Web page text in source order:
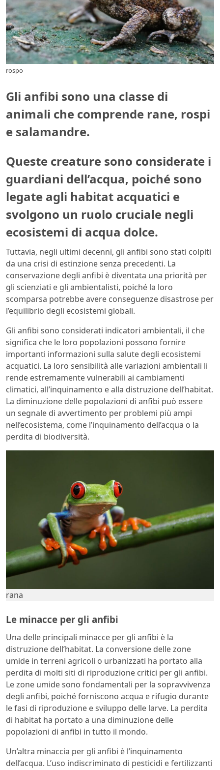
rospo
Gli anfibi sono una classe di
animali che comprende rane, rospi
e salamandre.
Queste creature sono considerate i
guardiani dell’acqua, poiché sono
legate agli habitat acquatici e
svolgono un ruolo cruciale negli
ecosistemi di acqua dolce.
Tuttavia, negli ultimi decenni, gli anfibi sono stati colpiti
da una crisi di estinzione senza precedenti. La
conservazione degli anfibi è diventata una priorità per
gli scienziati e gli ambientalisti, poiché la loro
scomparsa potrebbe avere conseguenze disastrose per
l’equilibrio degli ecosistemi globali.
Gli anfibi sono considerati indicatori ambientali, il che
significa che le loro popolazioni possono fornire
importanti informazioni sulla salute degli ecosistemi
acquatici. La loro sensibilità alle variazioni ambientali li
rende estremamente vulnerabili ai cambiamenti
climatici, all’inquinamento e alla distruzione dell’habitat.
La diminuzione delle popolazioni di anfibi può essere
un segnale di avvertimento per problemi più ampi
nell’ecosistema, come l’inquinamento dell’acqua o la
perdita di biodiversità.
rana
Le minacce per gli anfibi
Una delle principali minacce per gli anfibi è la
distruzione dell’habitat. La conversione delle zone
umide in terreni agricoli o urbanizzati ha portato alla
perdita di molti siti di riproduzione critici per gli anfibi.
Le zone umide sono fondamentali per la sopravvivenza
degli anfibi, poiché forniscono acqua e rifugio durante
le fasi di riproduzione e sviluppo delle larve. La perdita
di habitat ha portato a una diminuzione delle
popolazioni di anfibi in tutto il mondo.
Un’altra minaccia per gli anfibi è l’inquinamento
dell’acqua. L’uso indiscriminato di pesticidi e fertilizzanti